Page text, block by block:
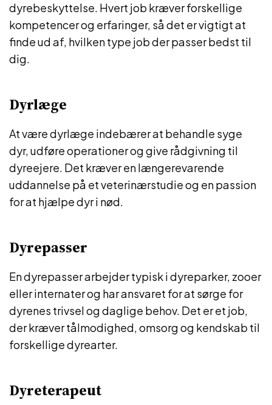
dyrebeskyttelse. Hvert job kræver forskellige
kompetencer og erfaringer, så det er vigtigt at
finde ud af, hvilken type job der passer bedst til
dig.
Dyrlæge
At være dyrlæge indebærer at behandle syge
dyr, udføre operationer og give rådgivning til
dyreejere. Det kræver en længerevarende
uddannelse på et veterinærstudie og en passion
for at hjælpe dyr i nød.
Dyrepasser
En dyrepasser arbejder typisk i dyreparker, zooer
eller internater og har ansvaret for at sørge for
dyrenes trivsel og daglige behov. Det er et job,
der kræver tålmodighed, omsorg og kendskab til
forskellige dyrearter.
Dyreterapeut